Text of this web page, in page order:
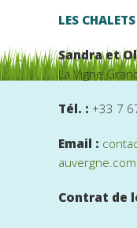
LES
Sandra et
La Vigne
Tél. : +33 7
Email :
auvergne.com
Contrat de